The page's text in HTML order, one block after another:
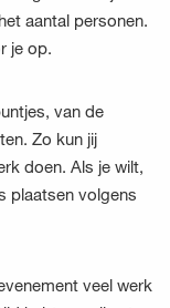
aantal personen.
je op.
van de
Zo kun jij
doen. Als je wilt,
plaatsen volgens
veel werk